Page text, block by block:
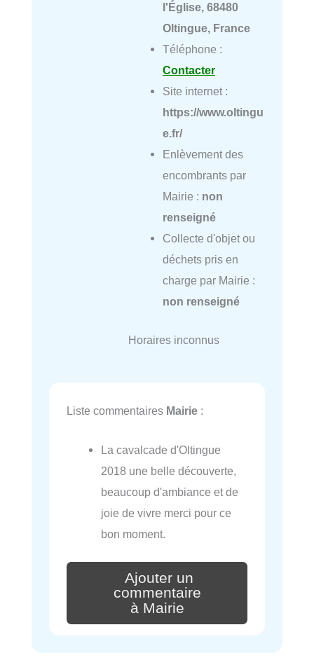
l'Église, 68480
Oltingue, France
Téléphone :
Contacter
Site internet :
https://www.oltingu
e.fr/
Enlèvement des
encombrants par
Mairie : non
renseigné
Collecte d'objet ou
déchets pris en
charge par Mairie :
non renseigné
Horaires inconnus
Liste commentaires Mairie :
La cavalcade d'Oltingue
2018 une belle découverte,
beaucoup d'ambiance et de
joie de vivre merci pour ce
bon moment.
Ajouter un
commentaire
à Mairie